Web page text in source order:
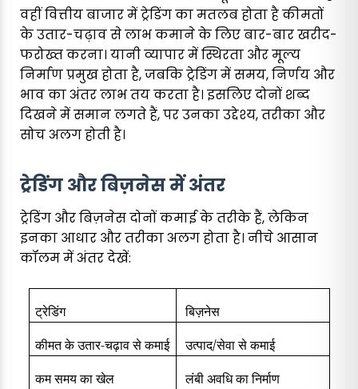
वहीं वित्तीय बाजार में ट्रेडिंग का मतलब होता है कीमतों
के उतार-चढ़ाव से लाभ कमाने के लिए बार-बार खरीद-
फरोख्त करना। यानी व्यापार में स्थिरता और मूल्य
निर्माण प्रमुख होता है, जबकि ट्रेडिंग में समय, निर्णय और
भाव का अंतर लाभ तय करता है। इसलिए दोनों शब्द
दिखने में समान लगते हैं, पर उनका उद्देश्य, तरीका और
सोच अलग होती है।
ट्रेडिंग और बिज़नेस में अंतर
ट्रेडिंग और बिज़नेस दोनों कमाई के तरीके हैं, लेकिन
इनका आधार और तरीका अलग होता है। नीचे आसान
कॉलम में अंतर देखें:
ट्रेडिंग
बिज़नेस
कीमत के उतार-चढ़ाव से कमाई
उत्पाद/सेवा से कमाई
कम समय का खेल
लंबी अवधि का निर्माण